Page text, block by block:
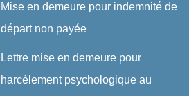
Mise en demeure pour indemnité de
départ non payée
Lettre mise en demeure pour
harcèlement psychologique au